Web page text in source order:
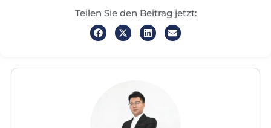
Teilen Sie den Beitrag jetzt: